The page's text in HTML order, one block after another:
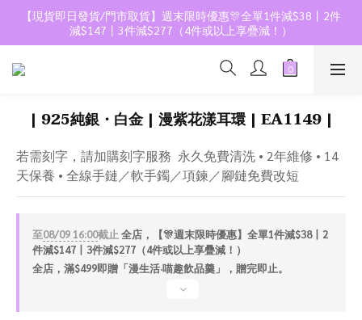
【現貨即日發貨/門市取貨】週末限時優惠🎊全單1件減$38丨2件
減$147丨3件減$277（4件或以上享疊減！）
| 925純銀・白金 | 漫紫花漾耳環 | EA1149 |
若需刻字，請加購刻字服務  永久免費清洗 • 2年維修 • 14
天保養 • 全線手鏈／軟手鐲／項鍊／腳鏈免費改短
至08/09 16:00截止 全店，【🎊週末限時優惠】全單1件減$38丨2
件減$147丨3件減$277（4件或以上享疊減！）
全店，滿$499即贈「漫生活·喵趣飲品羹」，贈完即止。